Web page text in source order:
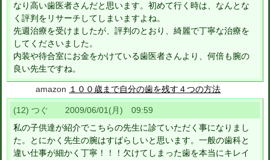
なり高い歯医者さんだと思います。初めて行く時は、なんとな
く評判をリサーチしてしまいますよね。
先週治療を受けましたが、評判のとおり、綺麗で丁寧な治療を
してくださいました。
内装や待合室にお金をかけている歯医者さんより、何倍も腕の
良い先生ですね。
amazon １００歳まで自分の歯を残す４つの方法
(12) つぐ 2009/06/01(月) 09:59
私の子供達が紹介でこちらの先生に診ていただく事になりまし
た。とにかく先生の腕はすばらしいと思います。一般の歯科と
違い仕事が細かく丁寧！！！欠けてしまった歯を本当にキレイ